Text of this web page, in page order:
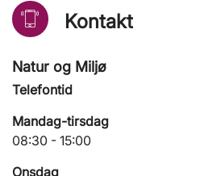
Kontakt
Natur og Miljø
Telefontid
Mandag-tirsdag
08:30 - 15:00
Onsdag